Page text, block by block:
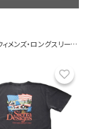
[パタゴニア]ウィメンズ・ロングスリーブ・キャプリーン・クール・デイリー・シャツ(フィッツロイ・ニンバス)